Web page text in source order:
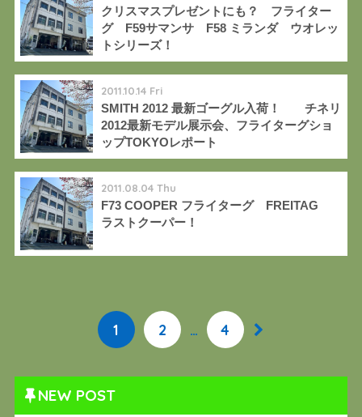
クリスマスプレゼントにも？ フライター
グ F59サマンサ F58 ミランダ ウオレッ
トシリーズ！
2011.10.14 Fri
SMITH 2012 最新ゴーグル入荷！ チネリ
2012最新モデル展示会、フライターグショ
ップTOKYOレポート
2011.08.04 Thu
F73 COOPER フライターグ FREITAG
ラストクーパー！
1 2 … 4
NEW POST